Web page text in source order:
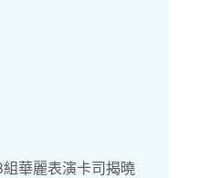
華麗表演卡司揭曉